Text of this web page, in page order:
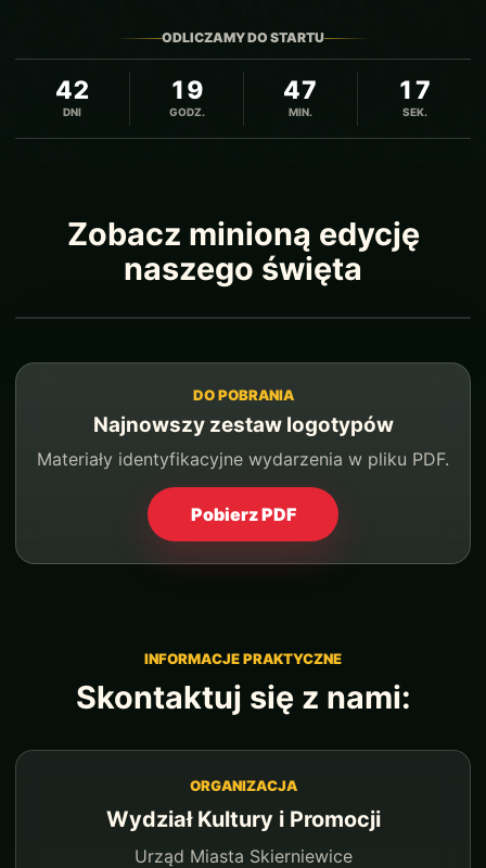
ODLICZAMY DO STARTU
42
DNI
19
GODZ.
47
MIN.
16
SEK.
Zobacz minioną edycję
naszego święta
DO POBRANIA
Najnowszy zestaw logotypów
Materiały identyfikacyjne wydarzenia w pliku PDF.
Pobierz PDF
INFORMACJE PRAKTYCZNE
Skontaktuj się z nami:
ORGANIZACJA
Wydział Kultury i Promocji
Urząd Miasta Skierniewice